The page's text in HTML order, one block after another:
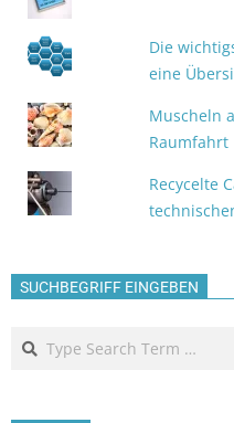
Die
eine
Muscheln
Raumfahrt
Recycelte
SUCHBEGRIFF EINGEBEN
Search